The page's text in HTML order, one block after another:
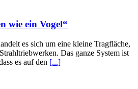
wie ein Vogel“
es sich um eine kleine Tragfläche,
Das ganze System ist
es auf den [...]